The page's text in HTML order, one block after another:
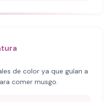
de color ya que guían a
comer musgo.